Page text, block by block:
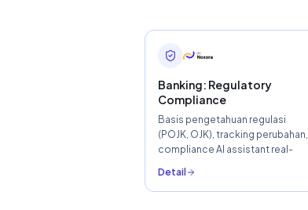
Banking: Regulatory
Compliance
Basis pengetahuan regulasi
(POJK, OJK), tracking perubahan,
compliance AI assistant real-
Detail